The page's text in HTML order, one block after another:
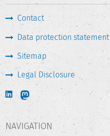
Contact
Data protection statement
Sitemap
Legal Disclosure
NAVIGATION